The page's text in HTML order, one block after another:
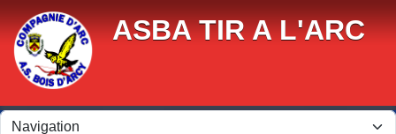
ASBA TIR A L'ARC
Panneau de gestion des cookies